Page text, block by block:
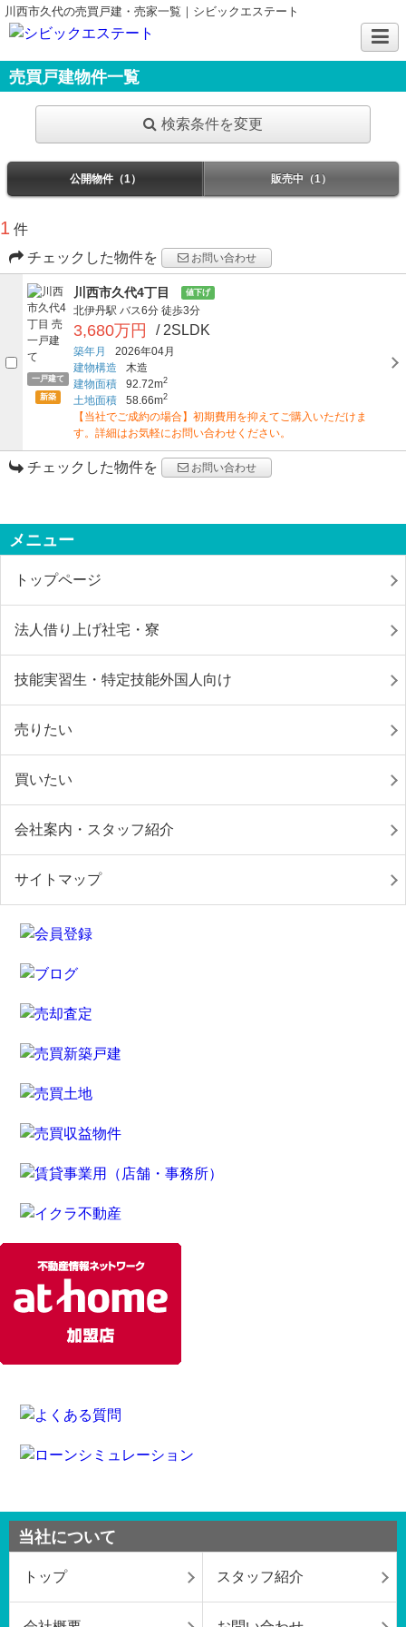
川西市久代の売買戸建・売家一覧｜シビックエステート
売買戸建物件一覧
検索条件を変更
公開物件（1） 販売中（1）
1 件
チェックした物件を
お問い合わせ
一戸建て
新築
川西市久代4丁目 値下げ
北伊丹駅 バス6分 徒歩3分
3,680万円 / 2SLDK
築年月
2026年04月
建物構造
木造
建物面積
92.72m2
土地面積 58.66m2
【当社でご成約の場合】初期費用を抑えてご購入いただけま
す。詳細はお気軽にお問い合わせください。
チェックした物件を お問い合わせ
メニュー
トップページ
法人借り上げ社宅・寮
技能実習生・特定技能外国人向け
売りたい
買いたい
会社案内・スタッフ紹介
サイトマップ
当社について
トップ スタッフ紹介